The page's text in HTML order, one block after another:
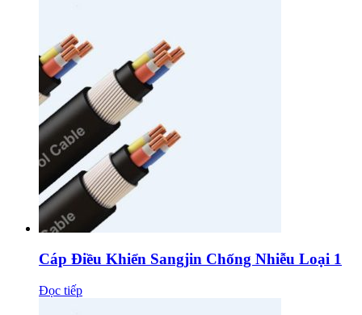
Cáp Điều Khiển Sangjin Chống Nhiễu Loại 1
Đọc tiếp